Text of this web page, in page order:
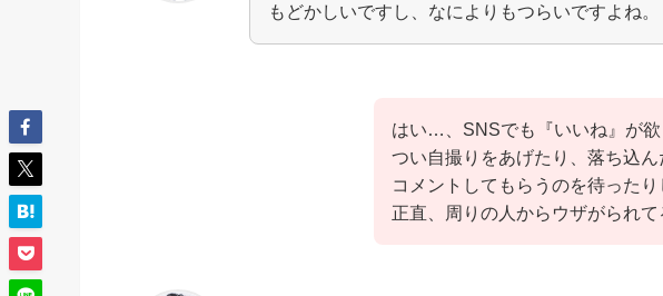
もどかしいですし、なによりもつらいですよね。
はい…、SNSでも『いいね』が欲
つい自撮りをあげたり、落ち込
コメントしてもらうのを待ったり
正直、周りの人からウザがられ